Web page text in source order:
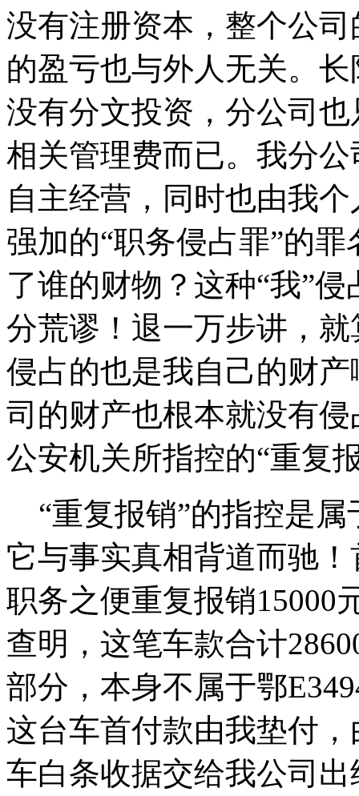
没有注册资本，整个公
的盈亏也与外人无关。
没有分文投资，分公司
相关管理费而已。我分
自主经营，同时也由我
强加的“职务侵占罪”的
了谁的财物？这种“我”
分荒谬！退一万步讲，
侵占的也是我自己的财
司的财产也根本就没有
公安机关所指控的“重复
“重复报销”的指控是属
它与事实真相背道而驰
职务之便重复报销15000
查明，这笔车款合计
部分，本身不属于鄂
这台车首付款由我垫付
车白条收据交给我公司